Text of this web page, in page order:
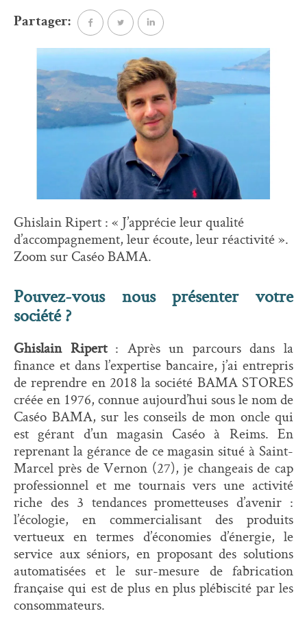
Partager:
Ghislain Ripert : « J’apprécie leur qualité
d’accompagnement, leur écoute, leur réactivité ».
Zoom sur Caséo BAMA.
Pouvez-vous nous présenter votre
société ?
Ghislain Ripert: Après un parcours dans la
finance et dans l’expertise bancaire, j’ai entrepris
de reprendre en 2018 la société BAMA STORES
créée en 1976, connue aujourd’hui sous le nom de
Caséo BAMA, sur les conseils de mon oncle qui
est gérant d’un magasin Caséo à Reims. En
reprenant la gérance de ce magasin situé à Saint-
Marcel près de Vernon (27), je changeais de cap
professionnel et me tournais vers une activité
riche des 3 tendances prometteuses d’avenir :
l’écologie, en commercialisant des produits
vertueux en termes d’économies d’énergie, le
service aux séniors, en proposant des solutions
automatisées et le sur-mesure de fabrication
française qui est de plus en plus plébiscité par les
consommateurs.